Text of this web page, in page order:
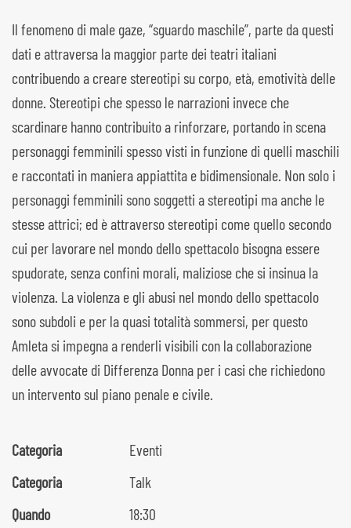
Il fenomeno di male gaze, “sguardo maschile”, parte da questi
dati e attraversa la maggior parte dei teatri italiani
contribuendo a creare stereotipi su corpo, età, emotività delle
donne. Stereotipi che spesso le narrazioni invece che
scardinare hanno contribuito a rinforzare, portando in scena
personaggi femminili spesso visti in funzione di quelli maschili
e raccontati in maniera appiattita e bidimensionale. Non solo i
personaggi femminili sono soggetti a stereotipi ma anche le
stesse attrici; ed è attraverso stereotipi come quello secondo
cui per lavorare nel mondo dello spettacolo bisogna essere
spudorate, senza confini morali, maliziose che si insinua la
violenza. La violenza e gli abusi nel mondo dello spettacolo
sono subdoli e per la quasi totalità sommersi, per questo
Amleta si impegna a renderli visibili con la collaborazione
delle avvocate di Differenza Donna per i casi che richiedono
un intervento sul piano penale e civile.
Categoria
Eventi
Categoria
Talk
Quando
18:30